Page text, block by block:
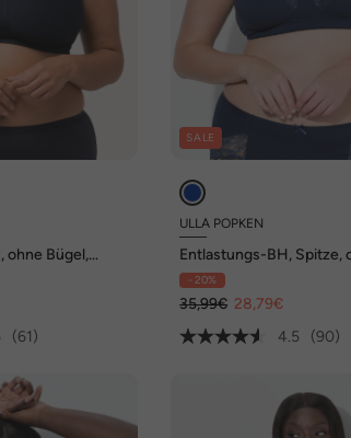
ohne Bügel,
(61)
SALE
ULLA POPKEN
Entlastungs-BH, Spitze,
Cup C-E
- 20%
35,99€ 28,79€
4.5
(90)